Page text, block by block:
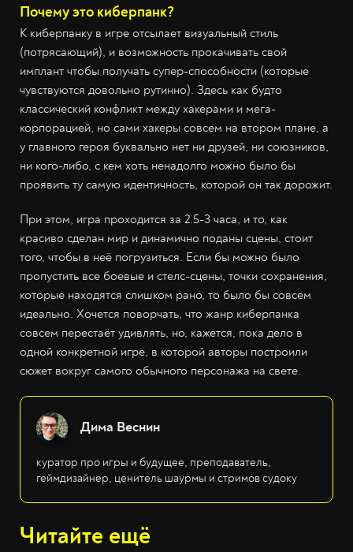
Почему это киберпанк?
К киберпанку в игре отсылает визуальный стиль
(потрясающий), и возможность прокачивать свой
имплант чтобы получать супер-способности (которые
чувствуются довольно рутинно). Здесь как будто
классический конфликт между хакерами и мега-
корпорацией, но сами хакеры совсем на втором плане, а
у главного героя буквально нет ни друзей, ни союзников,
ни кого-либо, с кем хоть ненадолго можно было бы
проявить ту самую идентичность, которой он так дорожит.
При этом, игра проходится за 2.5-3 часа, и то, как
красиво сделан мир и динамично поданы сцены, стоит
того, чтобы в неё погрузиться. Если бы можно было
пропустить все боевые и стелс-сцены, точки сохранения,
которые находятся слишком рано, то было бы совсем
идеально. Хочется поворчать, что жанр киберпанка
совсем перестаёт удивлять, но, кажется, пока дело в
одной конкретной игре, в которой авторы построили
сюжет вокруг самого обычного персонажа на свете.
Дима Веснин
куратор про игры и будущее, преподаватель,
геймдизайнер, ценитель шаурмы и стримов судоку
Читайте ещё